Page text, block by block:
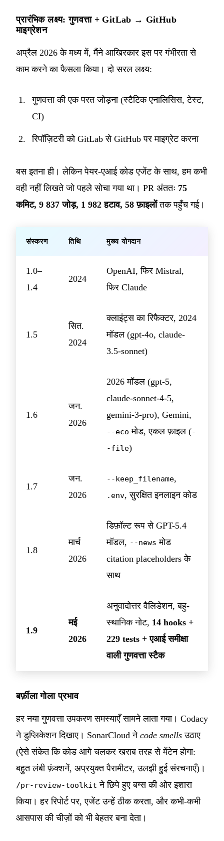
प्रारंभिक लक्ष्य: गुणवत्ता + GitLab → GitHub
माइग्रेशन
अप्रैल 2026 के मध्य में, मैंने आखिरकार इस पर गंभीरता से
काम करने का फैसला किया। दो सरल लक्ष्य:
गुणवत्ता की एक परत जोड़ना (स्टैटिक एनालिसिस, टेस्ट,
CI)
रिपॉज़िटरी को GitLab से GitHub पर माइग्रेट करना
बस इतना ही। लेकिन पेयर-एआई कोड एजेंट के साथ, हम कभी
वही नहीं लिखते जो पहले सोचा गया था। PR अंततः 75
कमिट, 9 837 जोड़, 1 982 हटाव, 58 फ़ाइलोंतक पहुँच गई।
संस्करण तिथि मुख्य योगदान
1.0–
1.4
2024
OpenAI, फिर Mistral,
फिर Claude
1.5
सित.
2024
क्लाइंट्स का रिफैक्टर, 2024
मॉडल (gpt-4o, claude-
3.5-sonnet)
1.6
जन.
2026
2026 मॉडल (gpt-5,
claude-sonnet-4-5,
gemini-3-pro), Gemini,
--eco मोड, एकल फ़ाइल (-
-file)
1.7
जन.
2026
--keep_filename,
.env, सुरक्षित इनलाइन कोड
1.8
मार्च
2026
डिफ़ॉल्ट रूप से GPT-5.4
मॉडल, --news मोड
citation placeholders के
साथ
1.9
मई
2026
अनुवादोत्तर वैलिडेशन, बहु-
स्थानिक नोट, 14 hooks +
229 tests + एआई समीक्षा
वाली गुणवत्ता स्टैक
बर्फ़ीला गोला प्रभाव
हर नया गुणवत्ता उपकरण समस्याएँ सामने लाता गया। Codacy
ने डुप्लिकेशन दिखाए। SonarCloud ने code smells उठाए
(ऐसे संकेत कि कोड आगे चलकर खराब तरह से मेंटेन होगा:
बहुत लंबी फ़ंक्शनें, अप्रयुक्त पैरामीटर, उलझी हुई संरचनाएँ)।
/pr-review-toolkit ने छिपे हुए बग्स की ओर इशारा
किया। हर रिपोर्ट पर, एजेंट उन्हें ठीक करता, और कभी-कभी
आसपास की चीज़ों को भी बेहतर बना देता।